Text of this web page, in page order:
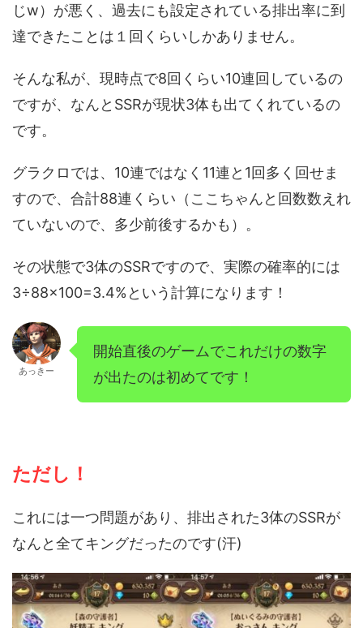
じw）が悪く、過去にも設定されている排出率に到
達できたことは１回くらいしかありません。
そんな私が、現時点で8回くらい10連回しているの
ですが、なんとSSRが現状3体も出てくれているの
です。
グラクロでは、10連ではなく11連と1回多く回せま
すので、合計88連くらい（ここちゃんと回数数えれ
ていないので、多少前後するかも）。
その状態で3体のSSRですので、実際の確率的には
3÷88×100=3.4%という計算になります！
あっきー
開始直後のゲームでこれだけの数字
が出たのは初めてです！
ただし！
これには一つ問題があり、排出された3体のSSRが
なんと全てキングだったのです(汗)